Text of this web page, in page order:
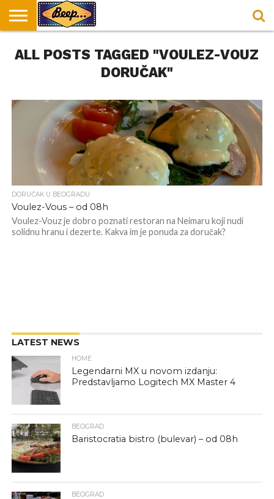
DORUČAK
U
SVAKODNEVICA
ENTERTAINMENT
LOKACIJE
ZA
HRANA I
RECEPTI
NEPUSACKI
LOKALI
ALL POSTS TAGGED "VOULEZ-VOUZ
DORUČAK"
DORUČAK U BEOGRADU
Voulez-Vous – od 08h
Voulez-Vouz je dobro poznati restoran na Neimaru koji nudi
solidnu hranu i dezerte. Kakva im je ponuda za doručak?
LATEST NEWS
HOME
Legendarni MX u novom izdanju:
Predstavljamo Logitech MX Master 4
BEOGRAD
Baristocratia bistro (bulevar) – od 08h
BEOGRAD